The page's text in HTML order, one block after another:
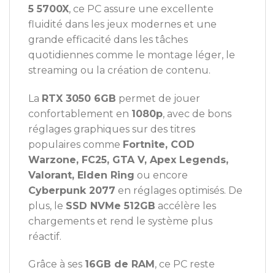
5 5700X, ce PC assure une excellente
fluidité dans les jeux modernes et une
grande efficacité dans les tâches
quotidiennes comme le montage léger, le
streaming ou la création de contenu.
La RTX 3050 6GB permet de jouer
confortablement en 1080p, avec de bons
réglages graphiques sur des titres
populaires comme Fortnite, COD
Warzone, FC25, GTA V, Apex Legends,
Valorant, Elden Ring ou encore
Cyberpunk 2077 en réglages optimisés. De
plus, le SSD NVMe 512GB accélère les
chargements et rend le système plus
réactif.
Grâce à ses 16GB de RAM , ce PC reste